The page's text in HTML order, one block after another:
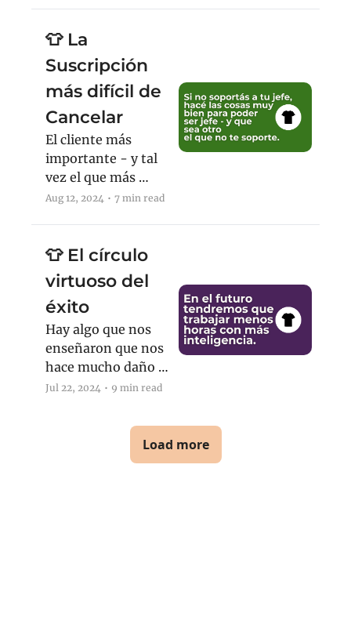
👕 La
Suscripción
más difícil de
Cancelar
El cliente más
importante - y tal
vez el que más
descuidamos
Aug 12, 2024 • 7 min read
👕 El círculo
virtuoso del
éxito
Hay algo que nos
enseñaron que nos
hace mucho daño
en el trabajo
Jul 22, 2024 • 9 min read
Load more